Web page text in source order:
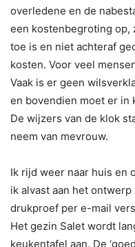
overledene en de
een kostenbegroting op,
toe is en niet achteraf
kosten. Voor veel
Vaak is er geen
en bovendien moet er
De wijzers van de klok
neem van mevrouw.
Ik rijd weer naar huis en
ik alvast aan het
drukproef per e-mail
Het gezin Salet wordt
keukentafel aan. De